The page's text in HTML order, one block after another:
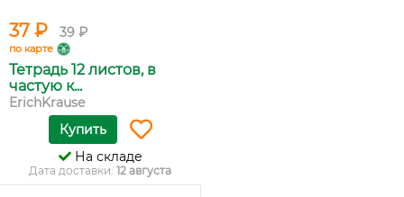
37 ₽ 39 ₽
по карте
Тетрадь 12 листов, в
частую к...
ErichKrause
Купить
На складе
Дата доставки: 12 августа